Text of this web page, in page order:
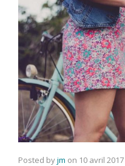
Posted byjm on 10 avril 2017